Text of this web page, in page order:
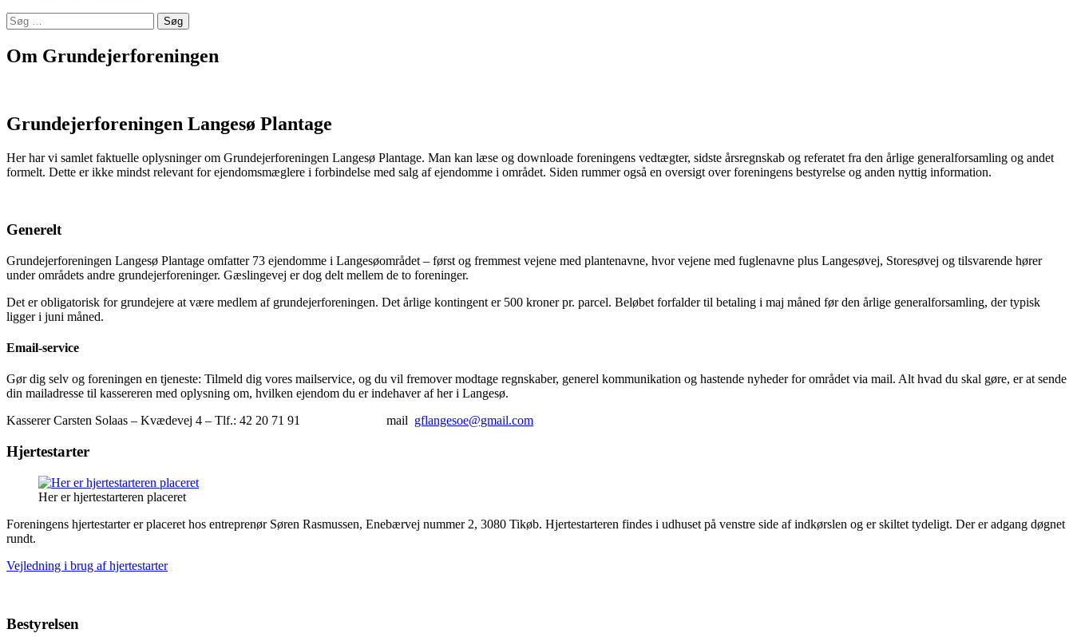
Søg
efter:
Om Grundejerforeningen
Grundejerforeningen Langesø Plantage
Her har vi samlet faktuelle oplysninger om Grundejerforeningen Langesø Plantage. Man kan læse og downloade foreningens vedtægter, sidste årsregnskab og referatet fra den årlige generalforsamling og andet
formelt. Dette er ikke mindst relevant for ejendomsmæglere i forbindelse med salg af ejendomme i området. Siden rummer også en oversigt over foreningens bestyrelse og anden nyttig information.
Generelt
Grundejerforeningen Langesø Plantage omfatter 73 ejendomme i Langesøområdet – først og fremmest vejene med plantenavne, hvor vejene med fuglenavne plus Langesøvej, Storesøvej og tilsvarende hører
under områdets andre grundejerforeninger. Gæslingevej er dog delt mellem de to foreninger.
Det er obligatorisk for grundejere at være medlem af grundejerforeningen. Det årlige kontingent er 500 kroner pr. parcel. Beløbet forfalder til betaling i maj måned før den årlige generalforsamling, der typisk
ligger i juni måned.
Email-service
Gør dig selv og foreningen en tjeneste: Tilmeld dig vores mailservice, og du vil fremover modtage regnskaber, generel kommunikation og hastende nyheder for området via mail. Alt hvad du skal gøre, er at sende
din mailadresse til kassereren med oplysning om, hvilken ejendom du er indehaver af her i Langesø.
Kasserer Carsten Solaas – Kvædevej 4 – Tlf.: 42 20 71 91 mail gflangesoe@gmail.com
Hjertestarter
Her er hjertestarteren placeret
Foreningens hjertestarter er placeret hos entreprenør Søren Rasmussen, Enebærvej nummer 2, 3080 Tikøb. Hjertestarteren findes i udhuset på venstre side af indkørslen og er skiltet tydeligt. Der er adgang døgnet
rundt.
Vejledning i brug af hjertestarter
Bestyrelsen